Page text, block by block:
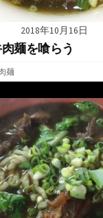
2018年10月16日
麺を喰らう
麺